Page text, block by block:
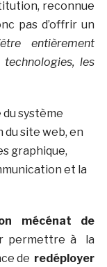
reconnue
pas d’offrir un
entièrement
les
système
du site web, en
graphique,
et la
mécénat de
permettre à la
de redéployer